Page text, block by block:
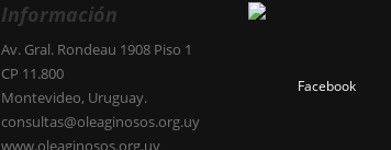
Información
Av. Gral. Rondeau 1908 Piso 1
CP 11.800
Montevideo, Uruguay.
consultas@oleaginosos.org.uy
www.oleaginosos.org.uy
Facebook